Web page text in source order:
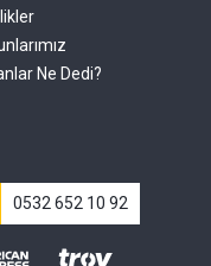
Ne Dedi?
0532 652 10 92